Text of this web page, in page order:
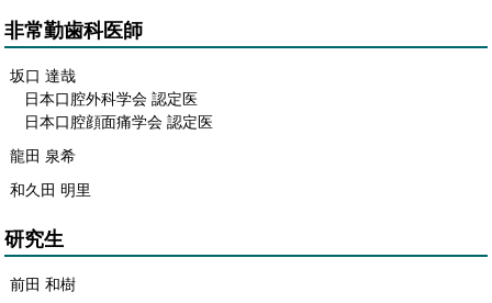
非常勤歯科医師
坂口 達哉
日本口腔外科学会 認定医
日本口腔顔面痛学会 認定医
龍田 泉希
和久田 明里
研究生
前田 和樹